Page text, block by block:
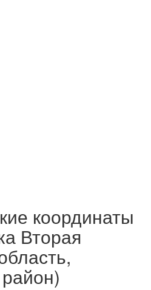
координаты
Вторая